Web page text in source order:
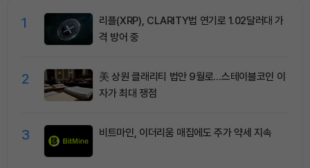
1
리플(XRP), CLARITY법 연기로 1.02달러대 가
격 방어 중
2
美 상원 클래리티 법안 9월로…스테이블코인 이
자가 최대 쟁점
3 비트마인, 이더리움 매집에도 주가 약세 지속